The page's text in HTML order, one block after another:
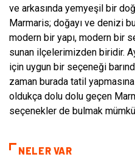
ve arkasında yemyeşil bir
Marmaris; doğayı ve denizi
modern bir yapı, modern bir
sunan ilçelerimizden biridir.
için uygun bir seçeneği
zaman burada tatil
oldukça dolu dolu geçen
seçenekler de bulmak
NELER VAR